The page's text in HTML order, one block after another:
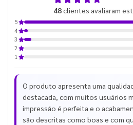
48clientes avaliaram
5
4
3
2
1
O produto apresenta uma
destacada, com muitos usuários
impressão é perfeita e o
são descritas como boas e com